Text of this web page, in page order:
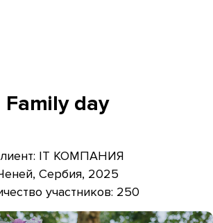
Family day
IT КОМПАНИЯ
Сербия, 2025
участников: 250